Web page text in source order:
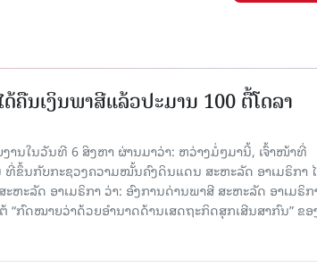
ຄືນເງິນພາສີແລ້ວປະມານ 100 ຕື້ໂດລາ
ານໃນວັນທີ 6 ສິງຫາ ຜ່ານມາວ່າ: ຫວ່າງມໍ່ໆມານີ້, ເຈົ້າໜ້າທີ່
ຂຶ້ນກັບກະຊວງຄວາມໝັ້ນຄົງດິນແດນ ສະຫະລັດ ອາເມຣິກາ
ຫະລັດ ອາເມຣິກາ ວ່າ: ອົງການດ່ານພາສີ ສະຫະລັດ ອາເມຣິກ
ກົດໝາຍວ່າດ້ວຍອຳນາດດ້ານເສດຖະກິດສຸກເສີນສາກົນ” ຂອ